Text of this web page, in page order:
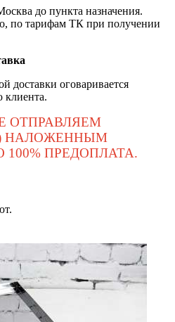
до пункта назначения.
по тарифам ТК при получении
доставки оговаривается
ОТПРАВЛЯЕМ
НАЛОЖЕННЫМ
ПРЕДОПЛАТА.